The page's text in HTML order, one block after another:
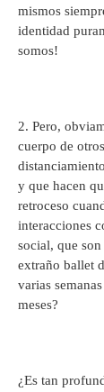
mismos
identidad
somos!
2. Pero,
cuerpo de
y que hacen
retroceso
interacciones
social, que
extraño ballet
varias
meses?
¿Es tan